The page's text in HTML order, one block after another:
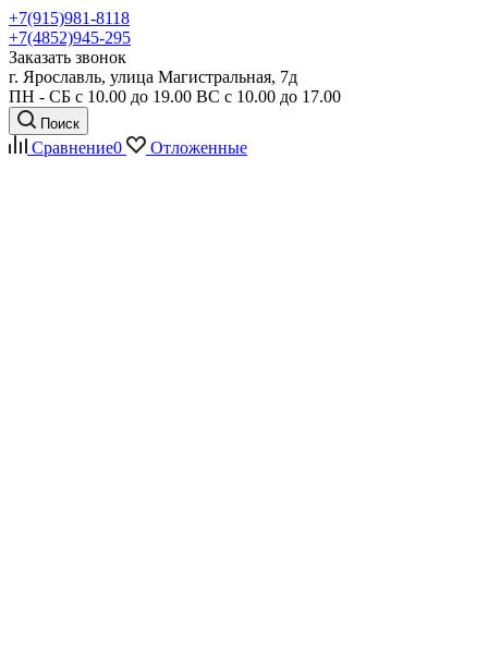
+7(915)981-8118
+7(4852)945-295
Заказать звонок
г. Ярославль, улица Магистральная, 7д
ПН - СБ с 10.00 до 19.00 ВС с 10.00 до 17.00
Поиск
Сравнение0 Отложенные